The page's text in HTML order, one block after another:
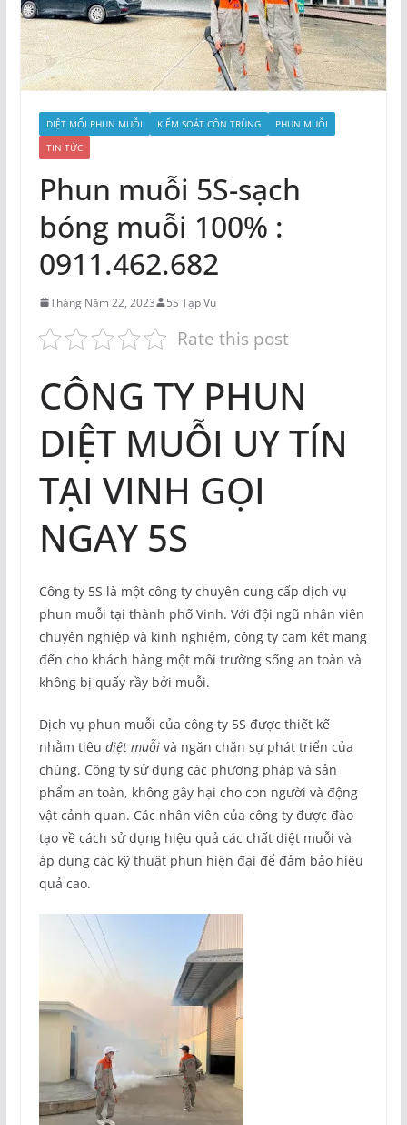
DIỆT MỐI PHUN MUỖI KIỂM SOÁT CÔN TRÙNG
PHUN MUỖI
TIN TỨC
Phun muỗi 5S-sạch
bóng muỗi 100% :
0911.462.682
Tháng Năm 22, 2023 5S Tạp Vụ
Rate this post
CÔNG TY PHUN
DIỆT MUỖI UY TÍN
TẠI VINH GỌI
NGAY 5S
Công ty 5S là một công ty chuyên cung cấp dịch vụ
phun muỗi tại thành phố Vinh. Với đội ngũ nhân viên
chuyên nghiệp và kinh nghiệm, công ty cam kết mang
đến cho khách hàng một môi trường sống an toàn và
không bị quấy rầy bởi muỗi.
Dịch vụ phun muỗi của công ty 5S được thiết kế
nhằm tiêu diệt muỗivà ngăn chặn sự phát triển của
chúng. Công ty sử dụng các phương pháp và sản
phẩm an toàn, không gây hại cho con người và động
vật cảnh quan. Các nhân viên của công ty được đào
tạo về cách sử dụng hiệu quả các chất diệt muỗi và
áp dụng các kỹ thuật phun hiện đại để đảm bảo hiệu
quả cao.